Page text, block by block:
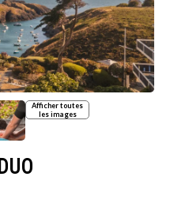
Afficher toutes
les images